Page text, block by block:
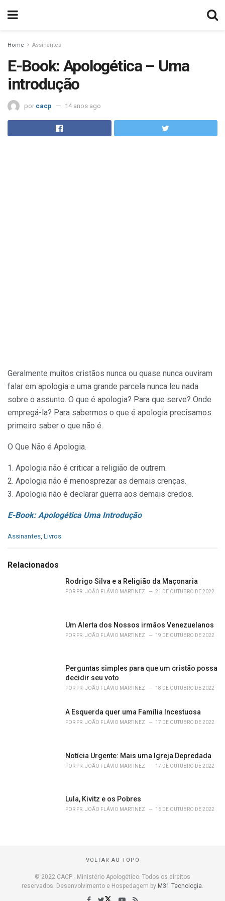
Home Assinantes
E-Book: Apologética – Uma
introdução
por cacp 14 anos ago
Geralmente muitos cristãos nunca ou quase nunca ouviram
falar em apologia e uma grande parcela nunca leu nada
sobre o assunto. O que é apologia? Para que serve? Onde
empregá-la? Para sabermos o que é apologia precisamos
primeiro saber o que não é.
O Que Não é Apologia.
1. Apologia não é criticar a religião de outrem.
2. Apologia não é menosprezar as demais crenças.
3. Apologia não é declarar guerra aos demais credos.
E-Book: Apologética Uma Introdução
C
e
Assinantes Livros
Relacionados
Rodrigo Silva e a Religião da Maçonaria
POR PR. JOÃO FLÁVIO MARTINEZ 21 DE OUTUBRO DE 2022
Um Alerta dos Nossos irmãos Venezuelanos
POR PR. JOÃO FLÁVIO MARTINEZ 19 DE OUTUBRO DE 2022
Perguntas simples para que um cristão possa
decidir seu voto
POR PR. JOÃO FLÁVIO MARTINEZ 18 DE OUTUBRO DE 2022
A Esquerda quer uma Família Incestuosa
POR PR. JOÃO FLÁVIO MARTINEZ 17 DE OUTUBRO DE 2022
Notícia Urgente: Mais uma Igreja Depredada
POR PR. JOÃO FLÁVIO MARTINEZ 17 DE OUTUBRO DE 2022
Lula, Kivitz e os Pobres
POR PR. JOÃO FLÁVIO MARTINEZ 16 DE OUTUBRO DE 2022
VOLTAR AO TOPO
© 2022 CACP - Ministério Apologético. Todos os direitos
reservados. Desenvolvimento e Hospedagem by M31 Tecnologia.